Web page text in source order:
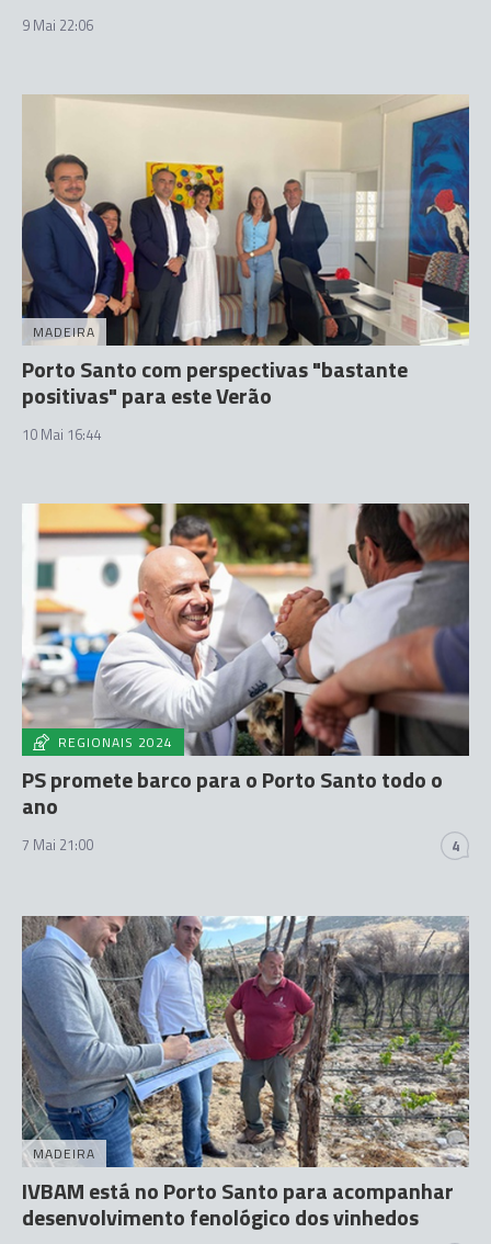
9 Mai 22:06
MADEIRA
Porto Santo com perspectivas "bastante
positivas" para este Verão
10 Mai 16:44
REGIONAIS 2024
PS promete barco para o Porto Santo todo o
ano
7 Mai 21:00 4
MADEIRA
IVBAM está no Porto Santo para acompanhar
desenvolvimento fenológico dos vinhedos